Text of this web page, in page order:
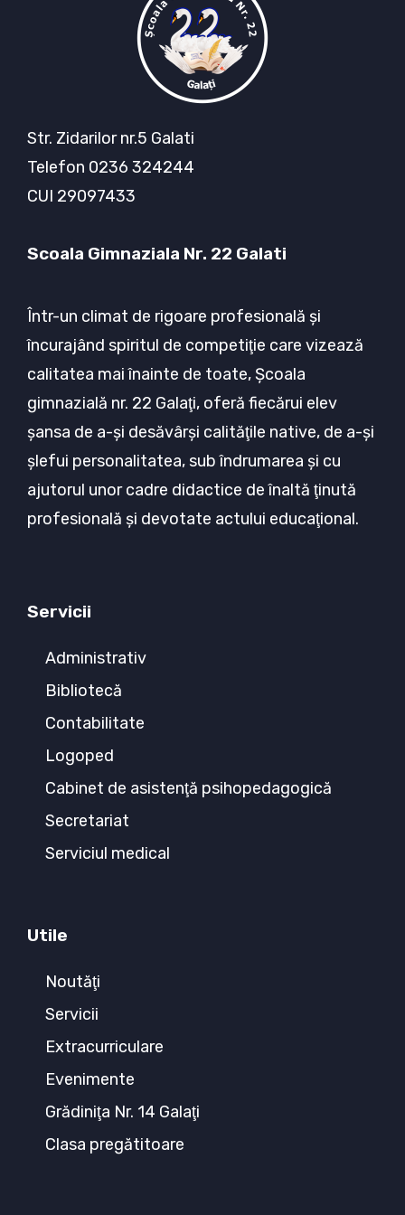
Str. Zidarilor nr.5 Galati
Telefon 0236 324244
CUI 29097433
Scoala Gimnaziala Nr. 22 Galati
Într-un climat de rigoare profesională şi
încurajând spiritul de competiţie care vizează
calitatea mai înainte de toate, Şcoala
gimnazială nr. 22 Galaţi, oferă fiecărui elev
şansa de a-şi desăvârşi calităţile native, de a-şi
şlefui personalitatea, sub îndrumarea şi cu
ajutorul unor cadre didactice de înaltă ţinută
profesională şi devotate actului educaţional.
Servicii
Administrativ
Bibliotecă
Contabilitate
Logoped
Cabinet de asistenţă psihopedagogică
Secretariat
Serviciul medical
Utile
Noutăţi
Servicii
Extracurriculare
Evenimente
Grădiniţa Nr. 14 Galaţi
Clasa pregătitoare